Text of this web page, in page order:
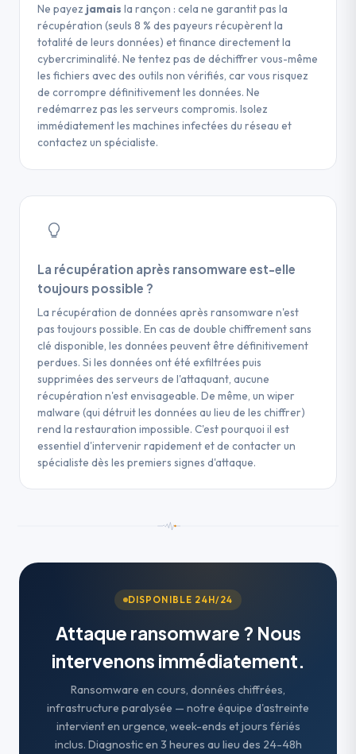
cas, le paiement ne garantit pas la
récupération des données, et vous financez
directement des activités criminelles.
des méthodes de déchiffrement futures si
une clé de déchiffrement publique est
publiée ultérieurement.
Ne payez jamais la rançon : cela ne garantit pas la
récupération (seuls 8 % des payeurs récupèrent la
totalité de leurs données) et finance directement la
cybercriminalité. Ne tentez pas de déchiffrer vous-même
les fichiers avec des outils non vérifiés, car vous risquez
de corrompre définitivement les données. Ne
redémarrez pas les serveurs compromis. Isolez
immédiatement les machines infectées du réseau et
contactez un spécialiste.
La récupération après ransomware est-elle
toujours possible ?
La récupération de données après ransomware n'est
pas toujours possible. En cas de double chiffrement sans
clé disponible, les données peuvent être définitivement
perdues. Si les données ont été exfiltrées puis
supprimées des serveurs de l'attaquant, aucune
récupération n'est envisageable. De même, un wiper
malware (qui détruit les données au lieu de les chiffrer)
rend la restauration impossible. C'est pourquoi il est
essentiel d'intervenir rapidement et de contacter un
spécialiste dès les premiers signes d'attaque.
DISPONIBLE 24H/24
Attaque ransomware ? Nous
intervenons immédiatement.
Ransomware en cours, données chiffrées,
infrastructure paralysée — notre équipe d'astreinte
intervient en urgence, week-ends et jours fériés
inclus. Diagnostic en 3 heures au lieu des 24-48h